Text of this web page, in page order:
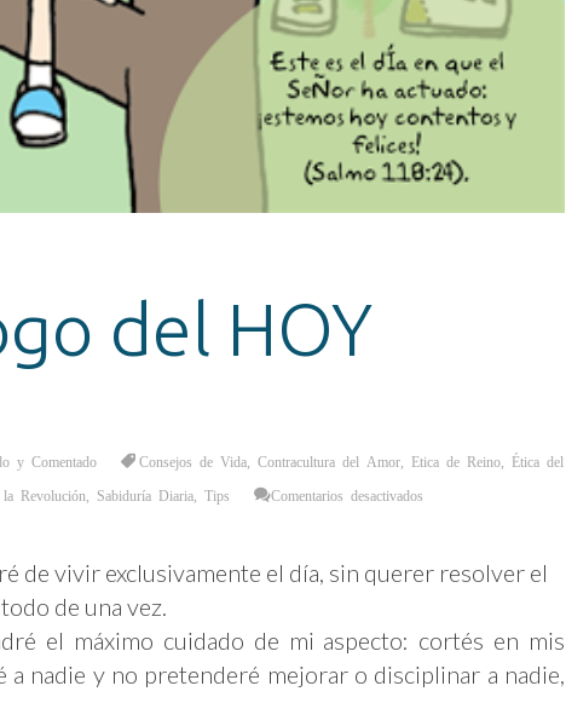
del HOY
y Comentado Consejos de Vida Contracultura del Amor Etica de Reino Ética del
Revolución Sabiduría Diaria Tips Comentarios desactivados
de vivir exclusivamente el día, sin querer resolver el
de una vez.
el máximo cuidado de mi aspecto: cortés en mis
a nadie y no pretenderé mejorar o disciplinar a nadie,